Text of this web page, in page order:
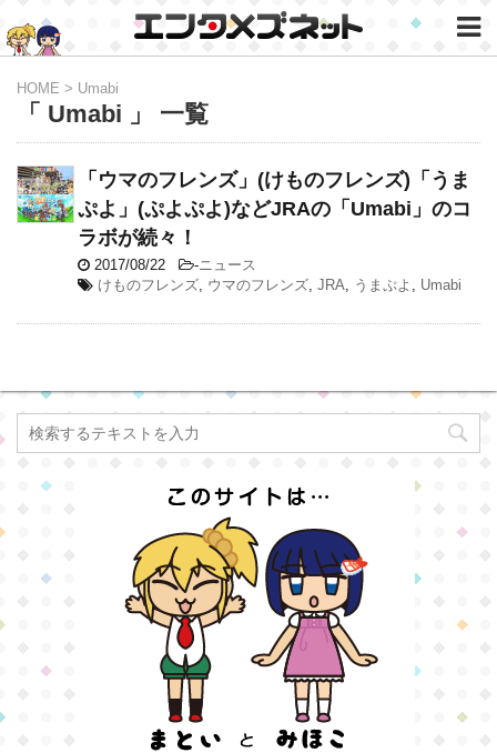
HOME > Umabi
「 Umabi 」 一覧
「ウマのフレンズ」(けものフレンズ)「うま
ぷよ」(ぷよぷよ)などJRAの「Umabi」のコ
ラボが続々！
2017/08/22 -ニュース
けものフレンズ, ウマのフレンズ, JRA, うまぷよ , Umabi